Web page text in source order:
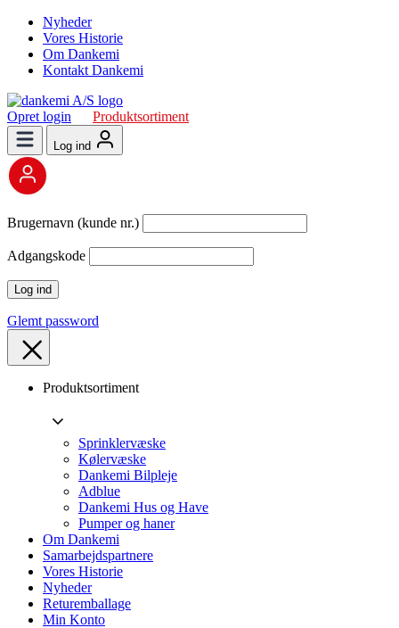
Nyheder
Vores Historie
Om Dankemi
Kontakt Dankemi
Opret login Produktsortiment
Log ind
Brugernavn (kunde nr.)
Adgangskode
Glemt password
Produktsortiment
Sprinklervæske
Kølervæske
Dankemi Bilpleje
Adblue
Dankemi Hus og Have
Pumper og haner
Om Dankemi
Samarbejdspartnere
Vores Historie
Nyheder
Returemballage
Min Konto